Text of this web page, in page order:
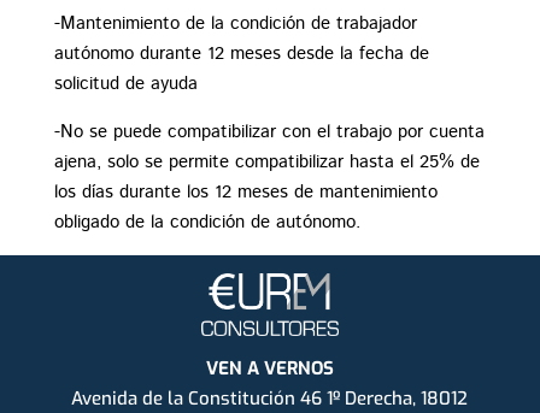
-Mantenimiento de la condición de trabajador
autónomo durante 12 meses desde la fecha de
solicitud de ayuda
-No se puede compatibilizar con el trabajo por cuenta
ajena, solo se permite compatibilizar hasta el 25% de
los días durante los 12 meses de mantenimiento
obligado de la condición de autónomo.
VEN A VERNOS
Avenida de la Constitución 46 1º Derecha, 18012